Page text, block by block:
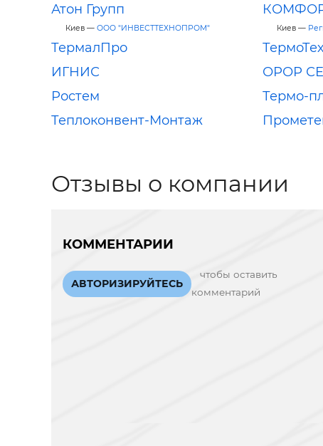
Атон Групп
Киев — ООО "ИНВЕСТТЕХНОПРОМ" Киев —
ТермалПро
ИГНИС
ОРОР
Ростем
Термо-
Теплоконвент-Монтаж
Отзывы о компании
КОММЕНТАРИИ
АВТОРИЗИРУЙТЕСЬ
чтобы оставить
комментарий